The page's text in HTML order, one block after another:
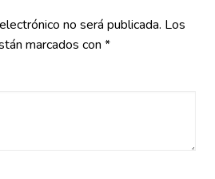
no será publicada. Los
marcados con *